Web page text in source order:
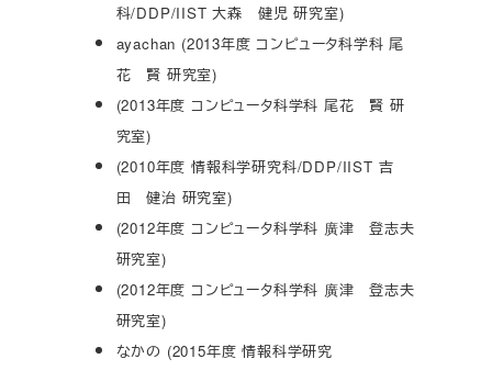
科/DDP/IIST 大森 健児 研究室)
ayachan (2013年度 コンピュータ科学科 尾
花 賢 研究室)
(2013年度 コンピュータ科学科 尾花 賢 研
究室)
(2010年度 情報科学研究科/DDP/IIST 吉
田 健治 研究室)
(2012年度 コンピュータ科学科 廣津 登志夫
研究室)
(2012年度 コンピュータ科学科 廣津 登志夫
研究室)
なかの (2015年度 情報科学研究